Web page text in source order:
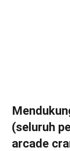
(seluruh
arcade